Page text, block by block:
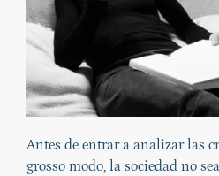
Antes de entrar a analizar las
grosso modo, la sociedad no